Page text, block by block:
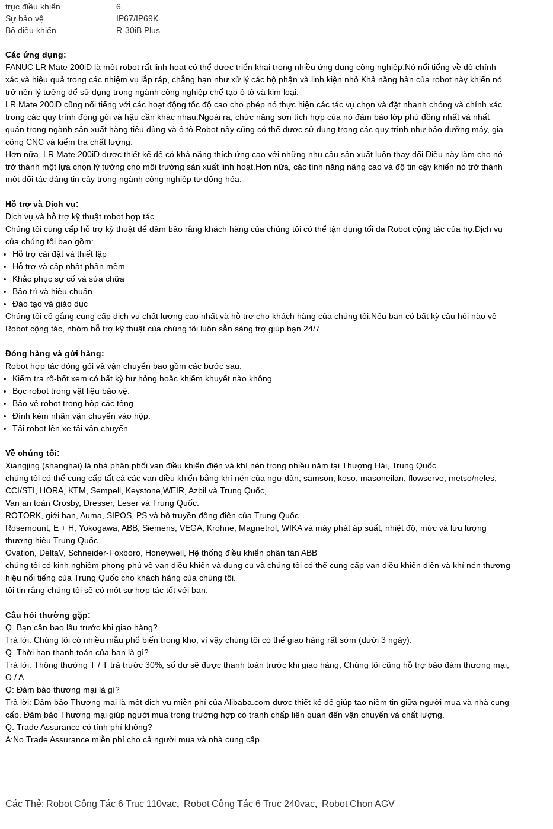
trục điều khiển
6
Sự bảo vệ
IP67/IP69K
Bộ điều khiển
R-30iB Plus
Các ứng dụng:
FANUC LR Mate 200iD là một robot rất linh hoạt có thể được triển khai trong nhiều ứng dụng công nghiệp.Nó nổi tiếng về độ chính
xác và hiệu quả trong các nhiệm vụ lắp ráp, chẳng hạn như xử lý các bộ phận và linh kiện nhỏ.Khả năng hàn của robot này khiến nó
trở nên lý tưởng để sử dụng trong ngành công nghiệp chế tạo ô tô và kim loại.
LR Mate 200iD cũng nổi tiếng với các hoạt động tốc độ cao cho phép nó thực hiện các tác vụ chọn và đặt nhanh chóng và chính xác
trong các quy trình đóng gói và hậu cần khác nhau.Ngoài ra, chức năng sơn tích hợp của nó đảm bảo lớp phủ đồng nhất và nhất
quán trong ngành sản xuất hàng tiêu dùng và ô tô.Robot này cũng có thể được sử dụng trong các quy trình như bảo dưỡng máy, gia
công CNC và kiểm tra chất lượng.
Hơn nữa, LR Mate 200iD được thiết kế để có khả năng thích ứng cao với những nhu cầu sản xuất luôn thay đổi.Điều này làm cho nó
trở thành một lựa chọn lý tưởng cho môi trường sản xuất linh hoạt.Hơn nữa, các tính năng nâng cao và độ tin cậy khiến nó trở thành
một đối tác đáng tin cậy trong ngành công nghiệp tự động hóa.
Hỗ trợ và Dịch vụ:
Dịch vụ và hỗ trợ kỹ thuật robot hợp tác
Chúng tôi cung cấp hỗ trợ kỹ thuật để đảm bảo rằng khách hàng của chúng tôi có thể tận dụng tối đa Robot cộng tác của họ.Dịch vụ
của chúng tôi bao gồm:
Hỗ trợ cài đặt và thiết lập
Hỗ trợ và cập nhật phần mềm
Khắc phục sự cố và sửa chữa
Bảo trì và hiệu chuẩn
Đào tạo và giáo dục
Chúng tôi cố gắng cung cấp dịch vụ chất lượng cao nhất và hỗ trợ cho khách hàng của chúng tôi.Nếu bạn có bất kỳ câu hỏi nào về
Robot cộng tác, nhóm hỗ trợ kỹ thuật của chúng tôi luôn sẵn sàng trợ giúp bạn 24/7.
Đóng hàng và gửi hàng:
Robot hợp tác đóng gói và vận chuyển bao gồm các bước sau:
Kiểm tra rô-bốt xem có bất kỳ hư hỏng hoặc khiếm khuyết nào không.
Bọc robot trong vật liệu bảo vệ.
Bảo vệ robot trong hộp các tông.
Đính kèm nhãn vận chuyển vào hộp.
Tải robot lên xe tải vận chuyển.
Về chúng tôi:
Xiangjing (shanghai) là nhà phân phối van điều khiển điện và khí nén trong nhiều năm tại Thượng Hải, Trung Quốc
chúng tôi có thể cung cấp tất cả các van điều khiển bằng khí nén của ngư dân, samson, koso, masoneilan, flowserve, metso/neles,
CCI/STI, HORA, KTM, Sempell, Keystone,WEIR, Azbil và Trung Quốc,
Van an toàn Crosby, Dresser, Leser và Trung Quốc.
ROTORK, giới hạn, Auma, SIPOS, PS và bộ truyền động điện của Trung Quốc.
Rosemount, E + H, Yokogawa, ABB, Siemens, VEGA, Krohne, Magnetrol, WIKA và máy phát áp suất, nhiệt độ, mức và lưu lượng
thương hiệu Trung Quốc.
Ovation, DeltaV, Schneider-Foxboro, Honeywell, Hệ thống điều khiển phân tán ABB
chúng tôi có kinh nghiệm phong phú về van điều khiển và dụng cụ và chúng tôi có thể cung cấp van điều khiển điện và khí nén thương
hiệu nổi tiếng của Trung Quốc cho khách hàng của chúng tôi.
tôi tin rằng chúng tôi sẽ có một sự hợp tác tốt với bạn.
Câu hỏi thường gặp:
Q. Bạn cần bao lâu trước khi giao hàng?
Trả lời: Chúng tôi có nhiều mẫu phổ biến trong kho, vì vậy chúng tôi có thể giao hàng rất sớm (dưới 3 ngày).
Q. Thời hạn thanh toán của bạn là gì?
Trả lời: Thông thường T / T trả trước 30%, số dư sẽ được thanh toán trước khi giao hàng, Chúng tôi cũng hỗ trợ bảo đảm thương mại,
O / A.
Q: Đảm bảo thương mại là gì?
Trả lời: Đảm bảo Thương mại là một dịch vụ miễn phí của Alibaba.com được thiết kế để giúp tạo niềm tin giữa người mua và nhà cung
cấp. Đảm bảo Thương mại giúp người mua trong trường hợp có tranh chấp liên quan đến vận chuyển và chất lượng.
Q: Trade Assurance có tính phí không?
A:No.Trade Assurance miễn phí cho cả người mua và nhà cung cấp
Các Thẻ: Robot Cộng Tác 6 Trục 110vac, Robot Cộng Tác 6 Trục 240vac, Robot Chọn AGV